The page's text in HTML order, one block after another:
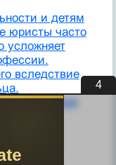
и детям
юристы часто
усложняет
вследствие
своей
3